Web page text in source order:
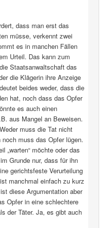
dass man erst das
müsse, verkennt zwei
es in manchen Fällen
Urteil. Das kann zum
Staatsanwaltschaft das
die Klägerin ihre Anzeige
beides weder, dass die
hat, noch dass das Opfer
es auch einen
aus Mangel an Beweisen.
muss die Tat nicht
muss das Opfer lügen.
„warten“ möchte oder das
Grunde nur, dass für ihn
gerichtsfeste Verurteilung
manchmal einfach zu kurz
diese Argumentation aber
Opfer in eine schlechtere
der Täter. Ja, es gibt auch